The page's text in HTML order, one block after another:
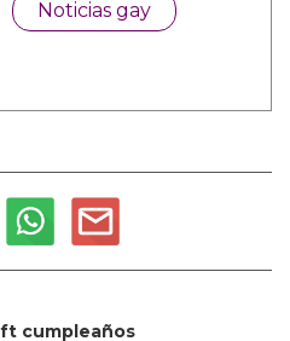
Noticias gay
cumpleaños